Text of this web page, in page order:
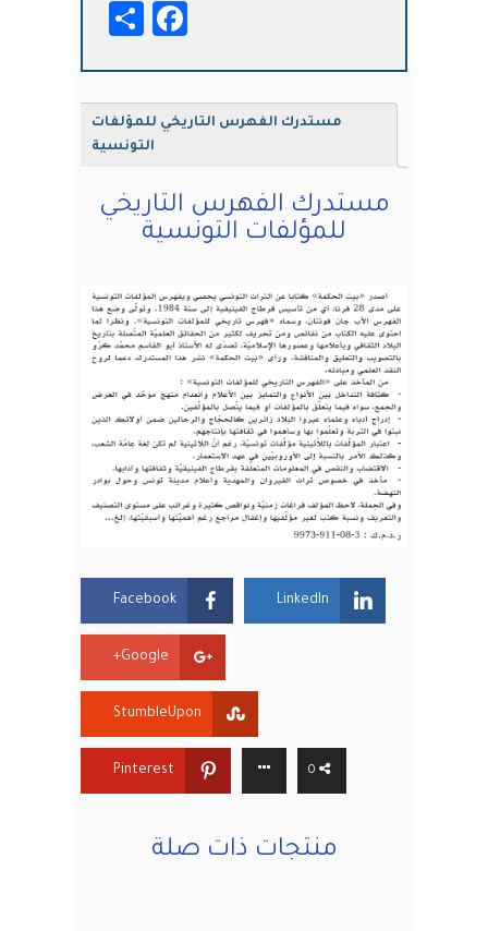
Facebook
مستدرك الفهرس التاريخي للمؤلفات
التونسية
مستدرك الفهرس التاريخي
للمؤلفات التونسية
Facebook LinkedIn
Google+
StumbleUpon
Pinterest 0
منتجات ذات صلة